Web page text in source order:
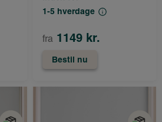
1-5 hverdage
fra 1149 kr.
Bestil nu